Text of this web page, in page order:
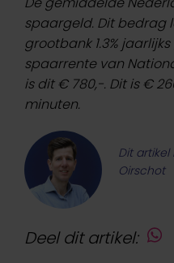
spaargeld. Dit bedrag
grootbank 1.3%
spaarrente van
is dit € 780,-. Dit is €
minuten.
Dit
Oirschot
Deel dit artikel: